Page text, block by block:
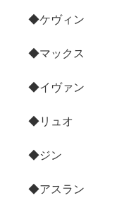
◆ケヴィン
◆マックス
◆イヴァン
◆リュオ
◆ジン
◆アスラン